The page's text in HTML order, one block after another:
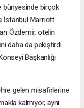
bünyesinde birçok
İstanbul Marriott
Özdemir, otelin
daha da pekiştirdi.
Başkanlığı
gelen misafirlerine
kalmıyor, aynı